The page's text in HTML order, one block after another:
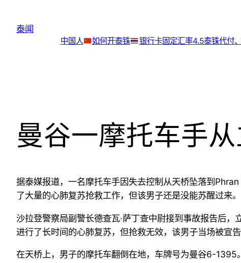
泰闻
中国人 如何开泰铢 银行卡固定汇率4.5泰铢代付
曼谷一摩托车手从
据泰媒报道，一名摩托车手因失去控制从天桥坠落到
了大量的心肺复苏抢救工作，但该男子还是没能苏醒过来。
沙拉登警察局副警长德查瓦·萨丁查中尉接到事故报告后，
进行了长时间的心肺复苏，但抢救无效，该男子当场被宣告
在天桥上，男子的摩托车翻倒在地，车牌号为曼谷6-1395